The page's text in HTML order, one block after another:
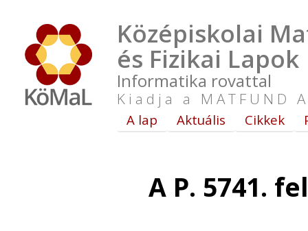
Középiskolai
és Fizikai Lapok
Informatika rovattal
Kiadja a MATFUND
A lap Aktuális Cikkek
A P. 5741.